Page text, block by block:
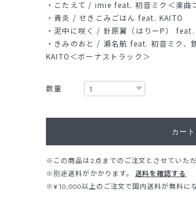
・こたえて / imie feat. 初音ミク＜楽曲
・青炎 / せきこみごはん feat. KAITO
・泥中に咲く / 針原翼（はりーP） feat.
・きみのおと / 瀬名航 feat. 初音ミク、
KAITO＜ボーナストラック＞
数量
カー
※この商品は2点までのご注文とさせていただ
※別途送料がかかります。
送料を確認する
※¥10,000以上のご注文で国内送料が無料にな